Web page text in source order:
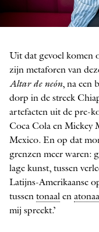
FOTO: SIMON VAN
Uit dat gevoel komen
zijn metaforen van
Altar de neón, na een
dorp in de streek
artefacten uit de pre-
Coca Cola en Mickey
Mexico. En op dat
grenzen meer waren:
lage kunst, tussen
Latijns-Amerikaanse
tussen tonaal en
mij spreekt.’